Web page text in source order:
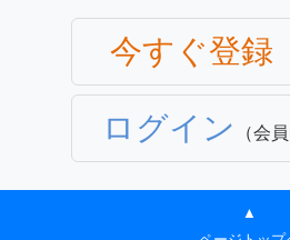
今すぐ登録
ログイン （会
▲